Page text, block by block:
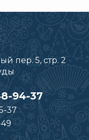
пер. 5, стр. 2
94-37
37